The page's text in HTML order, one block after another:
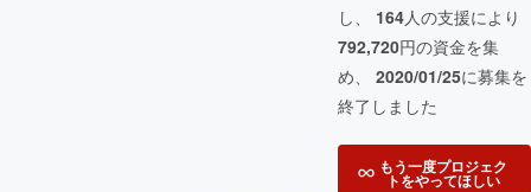
し、 164人の支援により
792,720円の資金を集
め、 2020/01/25に募集を
終了しました
もう一度プロジェク
トをやってほしい